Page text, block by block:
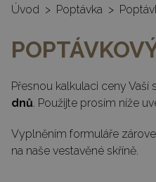
Úvod > Poptávka >
Přesnou kalkulaci ceny Vaší
dnů . Použijte prosím níže
Vyplněním formuláře
na naše vestavěné skříně.